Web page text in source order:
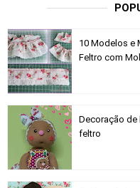
10 Modelos e
Feltro com
Decoração de
feltro